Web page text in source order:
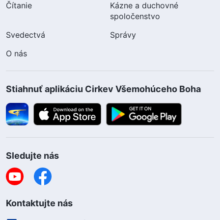
Čítanie
Kázne a duchovné
spoločenstvo
Svedectvá
Správy
O nás
Stiahnuť aplikáciu Cirkev Všemohúceho Boha
Sledujte nás
Kontaktujte nás